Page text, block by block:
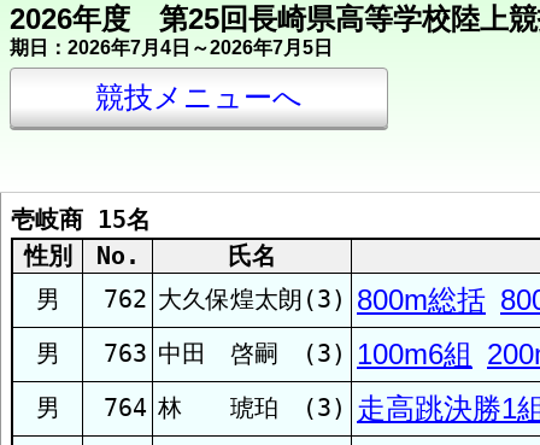
2026年度 第25回長崎県高等学校陸上
期日：2026年7月4日～2026年7月5日
競技メニューへ
所属団体別索引
壱岐商
諫早商
壱岐商 15名
性別
No.
氏名
男
762 大久保煌太朗(3) 800m総括
男 763 中田 啓嗣 (3) 100m6組
男 764 林 琥珀 (3) 走高跳決勝1